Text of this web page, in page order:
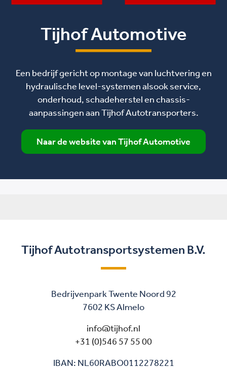
Tijhof Automotive
Een bedrijf gericht op montage van luchtvering en
hydraulische level-systemen alsook service,
onderhoud, schadeherstel en chassis-
aanpassingen aan Tijhof Autotransporters.
Naar de website van Tijhof Automotive
Tijhof Autotransportsystemen B.V.
Bedrijvenpark Twente Noord 92
7602 KS Almelo
info@tijhof.nl
+31 (0)546 57 55 00
IBAN: NL60RABO0112278221